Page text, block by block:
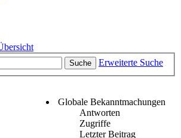
Suche
Erweiterte Suche
Globale Bekanntmachungen
Antworten
Zugriffe
Letzter Beitrag